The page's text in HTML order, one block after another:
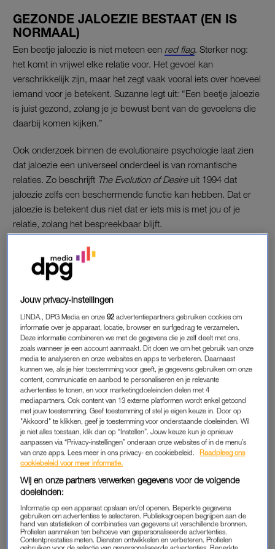
GEZONDE JALOEZIE BESTAAT (EN IS
NORMAAL)
Een beetje jaloezie is niet meteen een red flag. Sterker nog:
het komt in vrijwel elke relatie voor. Het gevoel kan
verschrikkelijk zijn, maar het zegt vaak vooral iets over hoeveel
iemand voor je betekent. Suzanne legt uit: “Een beetje jaloezie
is juist gezond, zolang je je bewust bent van de gevoelens die
daarbij komen kijken.”
Ook onderzoek binnen de evolutionaire psychologie laat zien
dat jaloezie een universeel onderdeel is van romantische
relaties. Zo beschrijft The Evolution of Desireuit 1994 dat
jaloezie zelfs een beschermende functie kan hebben. Dat er
jaloezie is betekent dus niet dat er iets mis is met jou of je
relatie, zolang het bespreekbaar blijft.
Het verschil zit dus vooral in hoe je ermee omgaat. Maar
gezonde jaloezie kun je gewoon delen, zonder dat het de
ander beperkt of de relatie onder druk zet.
WANNEER JALOEZIE ONGEZOND
WORDT
Het wordt pas ingewikkeld als je jejaloezieniet meer in de
hand hebt en het je gedrag gaat sturen. Waar je eerst een
jaloers gevoel kunt hebben, ontstaat daarna de drang naar
controle, wantrouwen of de behoefte om alles te checken.
Onzekerheid kan zo veranderen in gedrag dat niet alleen jou
onrust geeft, maar ook je relatie onder druk kan zetten.
“Wanneer je merkt dat dit gebeurt, wordt jaloezie ongezond;
als je gaat controleren, wantrouwen hebt of dingen gaat
invullen voor de ander zonder dat je het hebt gecheckt met je
partner”, zegt Suzanne.
Denk aan situaties waarin je steeds wil weten waar je partner
is, berichten checkt of snel conclusies trekt zonder een echt
gesprek te hebben. Ook het gevoel dat je niet kunt
Jouw privacy-instellingen
LINDA., DPG Media en onze92 advertentiepartners gebruiken cookies om
informatie over je apparaat, locatie, browser en surfgedrag te verzamelen.
Deze informatie combineren we met de gegevens die je zelf deelt met ons,
zoals wanneer je een account aanmaakt. Dit doen we om het gebruik van onze
media te analyseren en onze websites en apps te verbeteren. Daarnaast
kunnen we, als je hier toestemming voor geeft, je gegevens gebruiken om onze
content, communicatie en aanbod te personaliseren en je relevante
advertenties te tonen, en voor marketingdoeleinden delen met 4
mediapartners. Ook content van 13 externe platformen wordt enkel getoond
met jouw toestemming. Geef toestemming of stel je eigen keuze in. Door op
"Akkoord" te klikken, geef je toestemming voor onderstaande doeleinden. Wil
je niet alles toestaan, klik dan op “Instellen”. Jouw keuze kun je opnieuw
aanpassen via “Privacy-instellingen” onderaan onze websites of in de menu’s
van onze apps. Lees meer in ons privacy- en cookiebeleid.
Raadpleeg ons
cookiebeleid voor meer informatie.
Wij en onze partners verwerken gegevens voor de volgende
doeleinden:
Informatie op een apparaat opslaan en/of openen. Beperkte gegevens
gebruiken om advertenties te selecteren. Publieksgroepen begrijpen aan de
hand van statistieken of combinaties van gegevens uit verschillende bronnen.
Profielen aanmaken ten behoeve van gepersonaliseerde advertenties.
Contentprestaties meten. Diensten ontwikkelen en verbeteren. Profielen